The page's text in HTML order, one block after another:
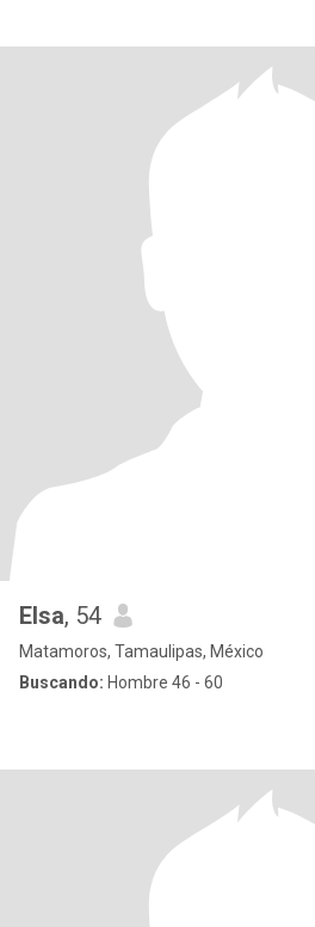
Elsa, 54
Matamoros, Tamaulipas, México
Buscando: Hombre 46 - 60